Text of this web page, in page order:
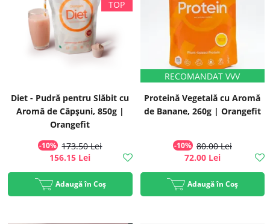
Diet - Pudră pentru Slăbit cu
Aromă de Căpșuni, 850g |
Orangefit
-10% 173.50 Lei
156.15 Lei
Adaugă în Coș
Proteină Vegetală cu Aromă
de Banane, 260g | Orangefit
-10% 80.00 Lei
72.00 Lei
Adaugă în Coș